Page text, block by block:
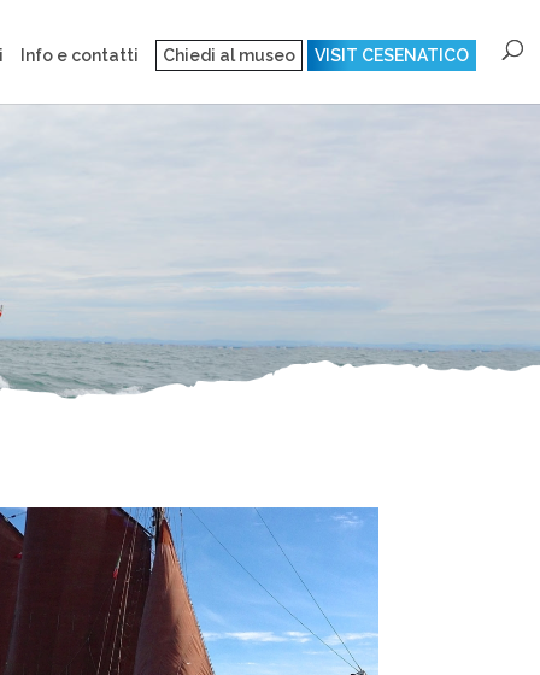
Info e contatti Chiedi al museo VISIT CESENATICO